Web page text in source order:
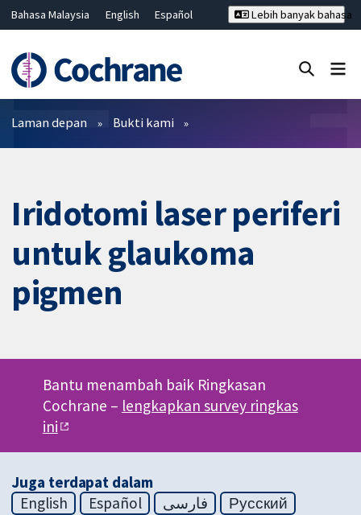
Bahasa Malaysia English
Español
Hrvatski
Deutsch ไทย
繁體中文
简体中文
Lebih banyak bahasa
Penapis
Laman depan Bukti kami
Iridotomi laser periferi
untuk glaukoma
pigmen
Bantu menambah baik Ringkasan
Cochrane – lengkapkan survey ringkas
ini
Juga terdapat dalam
English
Español فارسی
Русский